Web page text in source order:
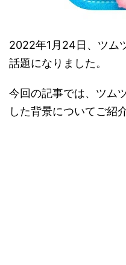
2022年1月24日、ツム
話題になりました。
今回の記事では、ツム
した背景についてご紹